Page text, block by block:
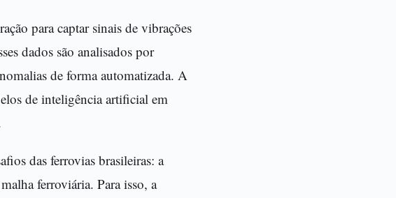
para captar sinais de vibrações
dados são analisados por
de forma automatizada. A
de inteligência artificial em
das ferrovias brasileiras: a
ferroviária. Para isso, a